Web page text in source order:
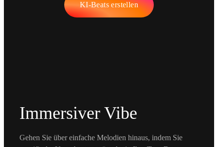
KI-Beats erstellen
Immersiver Vibe
Gehen Sie über einfache Melodien hinaus, indem Sie